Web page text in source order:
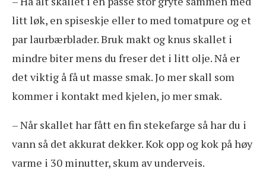
litt løk, en spiseskje eller to med tomatpure og et
par laurbærblader. Bruk makt og knus skallet i
mindre biter mens du freser det i litt olje. Nå er
det viktig å få ut masse smak. Jo mer skall som
kommer i kontakt med kjelen, jo mer smak.
– Når skallet har fått en fin stekefarge så har du i
vann så det akkurat dekker. Kok opp og kok på høy
varme i 30 minutter, skum av underveis.